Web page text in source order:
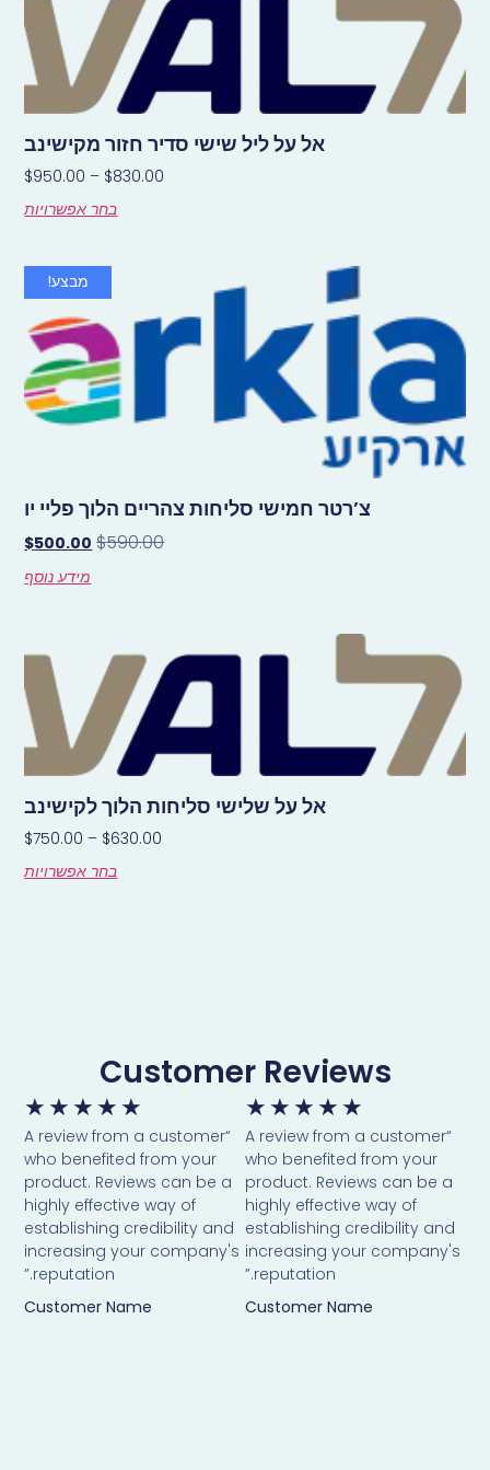
אל על ליל שישי סדיר חזור מקישינב
$830.00
–
$950.00
בחר אפשרויות
מבצע!
צ’רטר חמישי סליחות צהריים הלוך פליי יו
$590.00
$500.00
מידע נוסף
אל על שלישי סליחות הלוך לקישינב
$630.00
–
$750.00
בחר אפשרויות
Customer Reviews
★
★
★
★
★
“A review from a customer
who benefited from your
product. Reviews can be a
highly effective way of
establishing credibility and
increasing your company's
reputation.”
Customer Name
★
★
★
★
★
“A review from a customer
who benefited from your
product. Reviews can be a
highly effective way of
establishing credibility and
increasing your company's
reputation.”
Customer Name